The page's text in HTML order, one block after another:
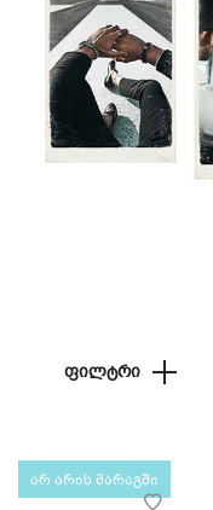
ᲤᲘᲚᲢᲠᲘ
არ არის მარაგში